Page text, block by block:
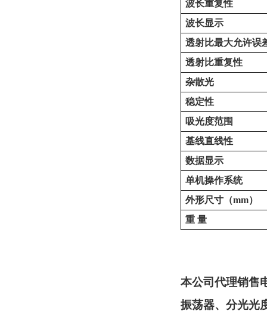
波长重复性
波长显示
透射比最大允许误
透射比重复性
杂散光
稳定性
吸光度范围
基线直线性
数据显示
单机操作系统
外形尺寸（mm）
重 量
本公司代理销售
振荡器、分光光